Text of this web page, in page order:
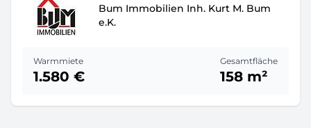
Bum Immobilien Inh. Kurt M. Bum
e.K.
Warmmiete
1.580 €
Gesamtfläche
158 m²